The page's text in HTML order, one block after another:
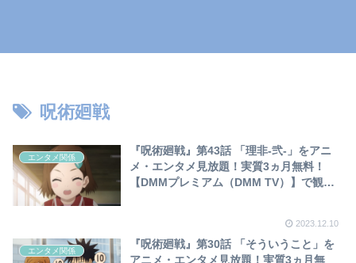
呪術廻戦
エンタメ関係
『呪術廻戦』第43話 「理非-弐-」をアニ
メ・エンタメ見放題！実質3ヵ月無料！
【DMMプレミアム（DMM TV）】で観て
2023.12.10
エンタメ関係
『呪術廻戦』第30話 「そういうこと」を
アニメ・エンタメ見放題！実質3ヵ月無